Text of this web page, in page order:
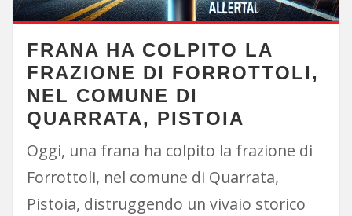
FRANA HA COLPITO LA
FRAZIONE DI FORROTTOLI,
NEL COMUNE DI
QUARRATA, PISTOIA
Oggi, una frana ha colpito la frazione di
Forrottoli, nel comune di Quarrata,
Pistoia, distruggendo un vivaio storico